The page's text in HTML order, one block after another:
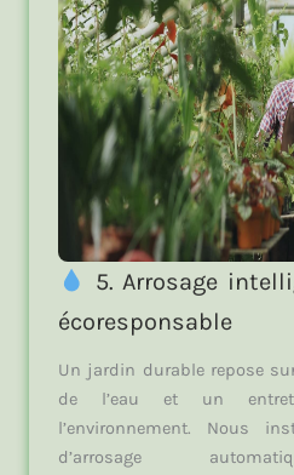
5. Arrosage
écoresponsable
Un jardin durable repose
de l’eau et un
l’environnement. Nous
d’arrosage